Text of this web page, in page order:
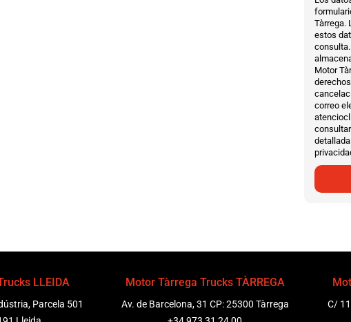
Tàrrega.
estos
Motor
correo
LLEIDA
Parcela 501
Motor Tàrrega Trucks TÀRREGA
Av. de Barcelona, 31 CP: 25300 Tàrrega
C/